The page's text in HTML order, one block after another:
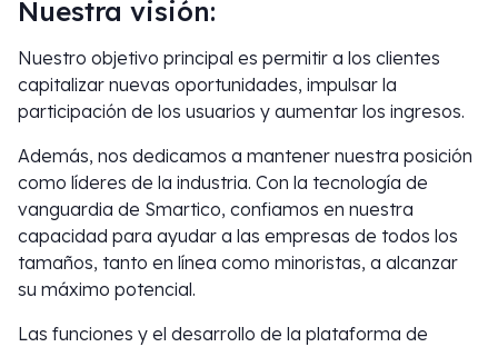
Nuestra visión:
Nuestro objetivo principal es permitir a los clientes
capitalizar nuevas oportunidades, impulsar la
participación de los usuarios y aumentar los ingresos.
Además, nos dedicamos a mantener nuestra posición
como líderes de la industria. Con la tecnología de
vanguardia de Smartico, confiamos en nuestra
capacidad para ayudar a las empresas de todos los
tamaños, tanto en línea como minoristas, a alcanzar
su máximo potencial.
Las funciones y el desarrollo de la plataforma de